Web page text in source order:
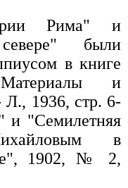
Рима" и
были
в книге
и
1936, стр. 6-
и "Семилетняя
в
1902, № 2,